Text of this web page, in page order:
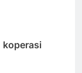
koperasi